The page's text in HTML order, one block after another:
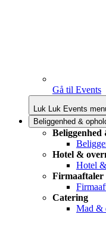
Gå til Events
Luk Luk Events
Beliggenhed &
Hotel &
Hotel
Firmaaftaler
Catering
Mad &